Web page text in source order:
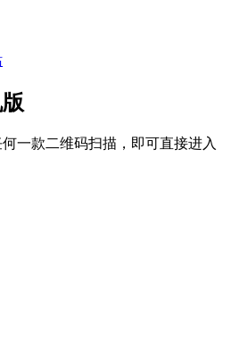
一款二维码扫描，即可直接进入